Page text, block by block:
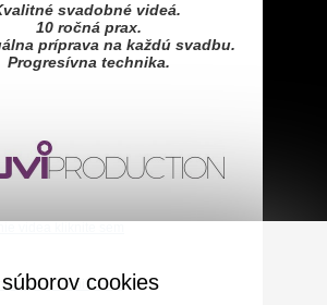
svadobné videá.
10 ročná prax.
príprava na každú svadbu.
Progresívna technika.
videa kliknite semcookies